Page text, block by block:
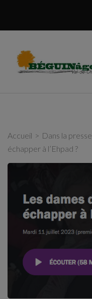
(Pressez
Entrée)
Accueil > Dans la presse
échapper à l’Ehpad ?